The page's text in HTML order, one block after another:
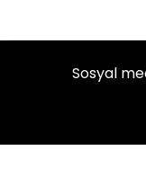
Sosyal